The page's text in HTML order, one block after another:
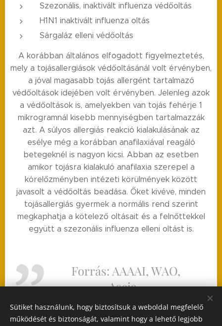
Szezonális, inaktivált influenza védőoltás
H1N1 inaktivált influenza oltás
Sárgaláz elleni védőoltás
A korábban általános elfogadott figyelmeztetés,
mely a tojásallergiások védőoltásánál volt érvényben,
a jóval magasabb tojás allergént tartalmazó
védőoltások idejében volt érvényben. Jelenleg azok
a védőoltások is, amelyekben van tojás fehérje 1
mikrogramnál kisebb mennyiségben tartalmazzák
azt. A súlyos allergiás reakció kialakulásának az
esélye még a korábban anafilaxiával reagáló
betegeknél is nagyon kicsi. Abban az esetben
amikor tojásra kialakuló anafilaxia szerepel a
kórelőzményben intézeti körülmények között
javasolt a védőoltás beadása. Őket kivéve, minden
tojásallergiás gyermek a normális rend szerint
megkaphatja a kötelező oltásait és a felnőttekkel
együtt a szezonális influenza elleni oltást is.
Forrás: AAAAI, WAO,
Ascia,
Sütiket használunk, hogy biztosítsuk a weboldal megfelelő
működését és biztonságát, valamint hogy a lehető legjobb